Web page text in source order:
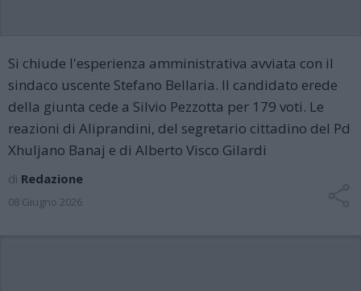
Si chiude l'esperienza amministrativa avviata con il
sindaco uscente Stefano Bellaria. Il candidato erede
della giunta cede a Silvio Pezzotta per 179 voti. Le
reazioni di Aliprandini, del segretario cittadino del Pd
Xhuljano Banaj e di Alberto Visco Gilardi
di Redazione
08 Giugno 2026